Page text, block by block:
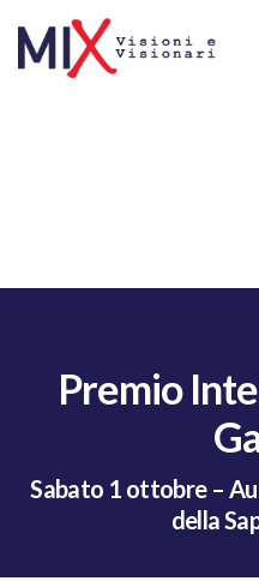
Premio
Sabato 1 ottobre –
della